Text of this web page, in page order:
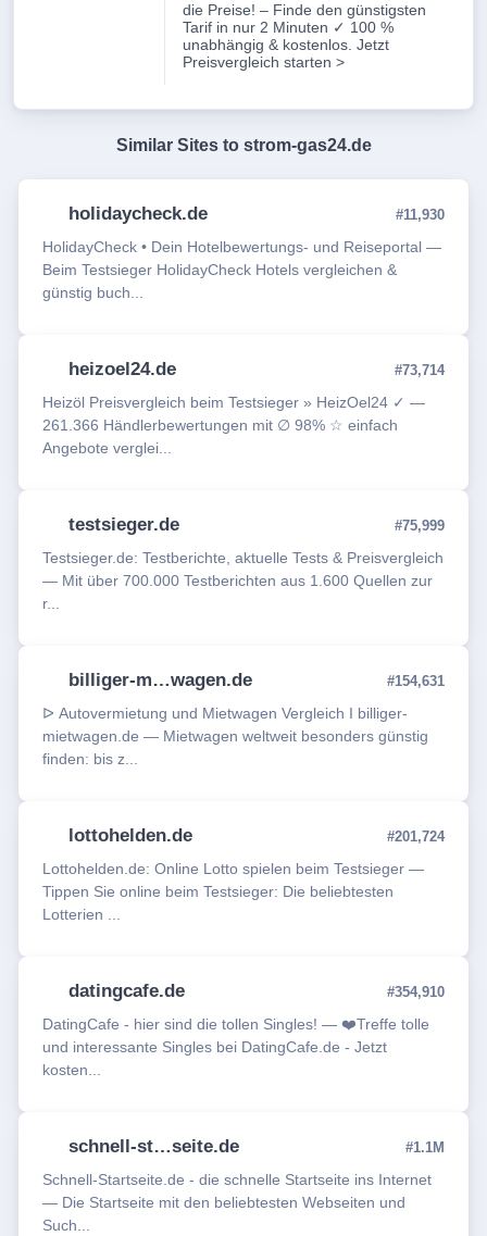
die Preise! – Finde den günstigsten
Tarif in nur 2 Minuten ✓ 100 %
unabhängig & kostenlos. Jetzt
Preisvergleich starten >
Similar Sites to strom-gas24.de
holidaycheck.de #11,930
HolidayCheck • Dein Hotelbewertungs- und Reiseportal —
Beim Testsieger HolidayCheck Hotels vergleichen &
günstig buch...
heizoel24.de #73,714
Heizöl Preisvergleich beim Testsieger » HeizOel24 ✓ —
261.366 Händlerbewertungen mit ∅ 98% ☆ einfach
Angebote verglei...
testsieger.de #75,999
Testsieger.de: Testberichte, aktuelle Tests & Preisvergleich
— Mit über 700.000 Testberichten aus 1.600 Quellen zur
r...
billiger-m…wagen.de #154,631
ᐅ Autovermietung und Mietwagen Vergleich I billiger-
mietwagen.de — Mietwagen weltweit besonders günstig
finden: bis z...
lottohelden.de #201,724
Lottohelden.de: Online Lotto spielen beim Testsieger —
Tippen Sie online beim Testsieger: Die beliebtesten
Lotterien ...
datingcafe.de #354,910
DatingCafe - hier sind die tollen Singles! — ❤️Treffe tolle
und interessante Singles bei DatingCafe.de - Jetzt
kosten...
schnell-st…seite.de #1.1M
Schnell-Startseite.de - die schnelle Startseite ins Internet
— Die Startseite mit den beliebtesten Webseiten und
Such...